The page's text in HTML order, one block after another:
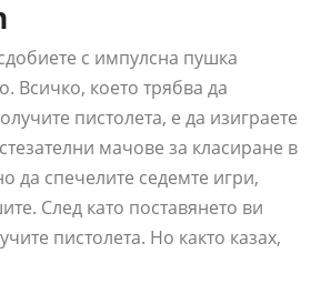
с импулсна пушка
Всичко, което трябва да
пистолета, е да изиграете
мачове за класиране в
да спечелите седемте игри,
След като поставянето ви
пистолета. Но както казах,